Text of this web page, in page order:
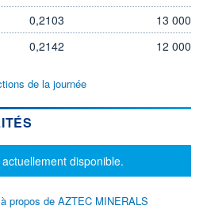
0,2103
13 000
0,2142 12 000
de la journée
disponible.
propos de AZTEC MINERALS